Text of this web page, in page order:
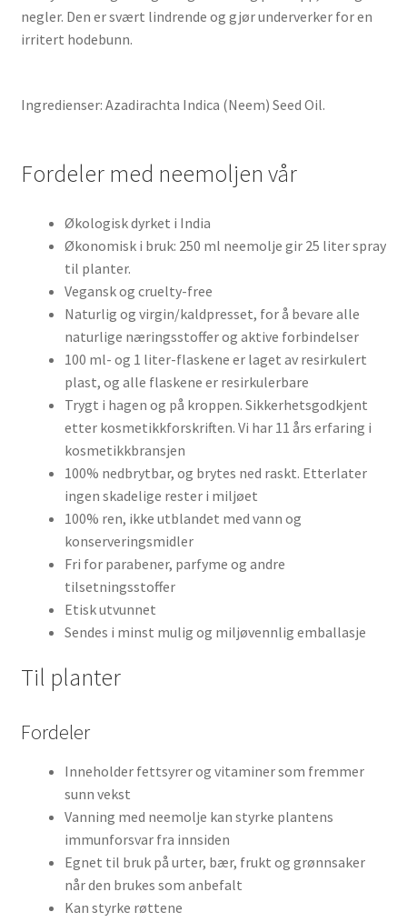
negler. Den er svært lindrende og gjør underverker for en
irritert hodebunn.
Ingredienser: Azadirachta Indica (Neem) Seed Oil.
Fordeler med neemoljen vår
Økologisk dyrket i India
Økonomisk i bruk: 250 ml neemolje gir 25 liter spray
til planter.
Vegansk og cruelty-free
Naturlig og virgin/kaldpresset, for å bevare alle
naturlige næringsstoffer og aktive forbindelser
100 ml- og 1 liter-flaskene er laget av resirkulert
plast, og alle flaskene er resirkulerbare
Trygt i hagen og på kroppen. Sikkerhetsgodkjent
etter kosmetikkforskriften. Vi har 11 års erfaring i
kosmetikkbransjen
100% nedbrytbar, og brytes ned raskt. Etterlater
ingen skadelige rester i miljøet
100% ren, ikke utblandet med vann og
konserveringsmidler
Fri for parabener, parfyme og andre
tilsetningsstoffer
Etisk utvunnet
Sendes i minst mulig og miljøvennlig emballasje
Til planter
Fordeler
Inneholder fettsyrer og vitaminer som fremmer
sunn vekst
Vanning med neemolje kan styrke plantens
immunforsvar fra innsiden
Egnet til bruk på urter, bær, frukt og grønnsaker
når den brukes som anbefalt
Kan styrke røttene